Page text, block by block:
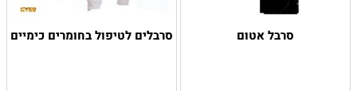
סרבל אטום סרבלים לטיפול בחומרים כימיים